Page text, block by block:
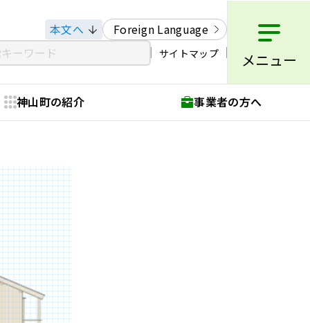
本文へ Foreign Language
サイトマップ メニュー
神山町の紹介 事業者の方へ